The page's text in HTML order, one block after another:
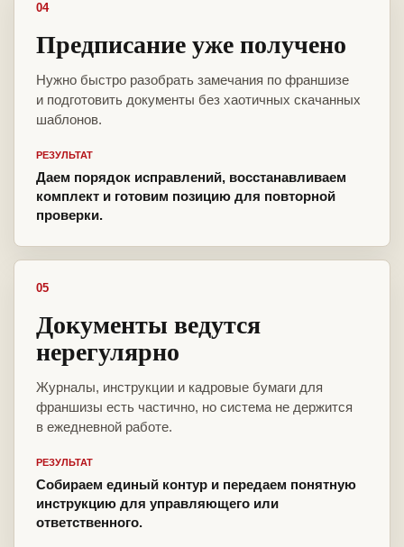
04
Предписание уже получено
Нужно быстро разобрать замечания по франшизе
и подготовить документы без хаотичных скачанных
шаблонов.
РЕЗУЛЬТАТ
Даем порядок исправлений, восстанавливаем
комплект и готовим позицию для повторной
проверки.
05
Документы ведутся
нерегулярно
Журналы, инструкции и кадровые бумаги для
франшизы есть частично, но система не держится
в ежедневной работе.
РЕЗУЛЬТАТ
Собираем единый контур и передаем понятную
инструкцию для управляющего или
ответственного.